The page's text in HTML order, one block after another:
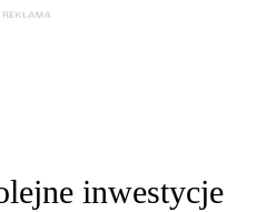
inwestycje